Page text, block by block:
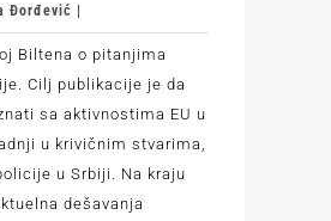
Đorđević |
Biltena o pitanjima
Cilj publikacije je da
sa aktivnostima EU u
u krivičnim stvarima,
u Srbiji. Na kraju
dešavanja